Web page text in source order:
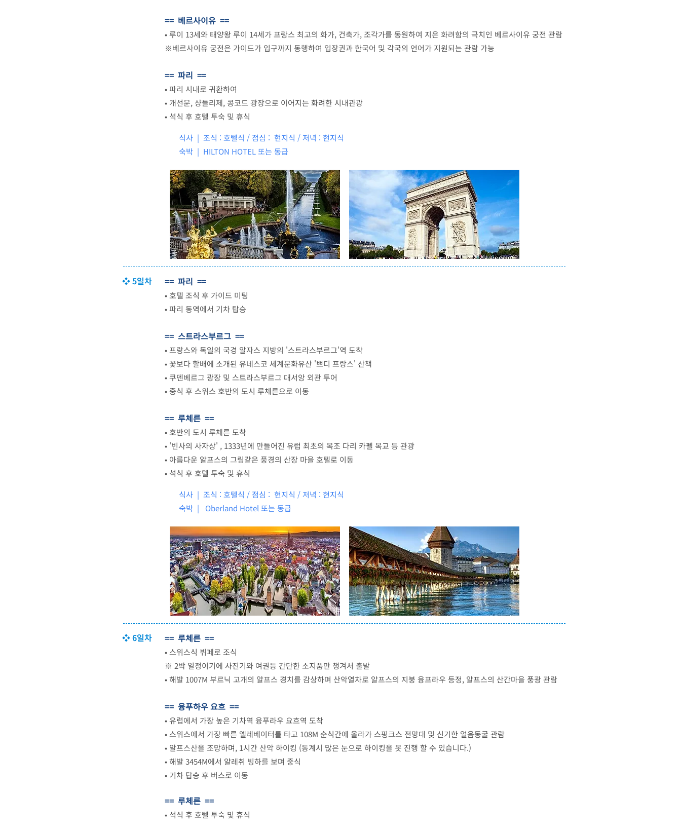
== 베르사이유 ==
•루이 13세와 태양왕 루이 14세가 프랑스 최고의 화가, 건축가, 조각가를 동원하여 지은 화려함의 극치인 베르사이유 궁전 관람
※베르사이유 궁전은 가이드가 입구까지 동행하여 입장권과 한국어 및 각국의 언어가 지원되는 관람 가능
== 파리 ==
•파리 시내로 귀환하여
• 개선문, 샹들리제, 콩코드 광장으로 이어지는 화려한 시내관광
• 석식 후 호텔 투숙 및 휴식
식사 | 조식 : 호텔식 / 점심 : 현지식 / 저녁 : 현지식
숙박 | HILTON HOTEL 또는 동급
❖ 5일차 == 파리 ==
• 호텔 조식 후 가이드 미팅
•파리 동역에서 기차 탑승
== 스트라스부르그 ==
•프랑스와 독일의 국경 알자스 지방의 '스트라스부르그'역 도착
•꽃보다 할배에 소개된 유네스코 세계문화유산 '쁘디 프랑스' 산책
•쿠덴베르그 광장 및 스트라스부르그 대서앙 외관 투어
•중식 후 스위스 호반의 도시 루체른으로 이동
== 루체른 ==
• 호반의 도시 루체른 도착
• '빈사의 사자상' , 1333년에 만들어진 유럽 최초의 목조 다리 카펠 목교 등 관광
• 아름다운 알프스의 그림같은 풍경의 산장 마을 호텔로 이동
• 석식 후 호텔 투숙 및 휴식
식사 | 조식 : 호텔식 / 점심 : 현지식 / 저녁 : 현지식
숙박 |
Oberland Hotel 또는 동급
❖ 6일차 == 루체른 ==
•스위스식 뷔페로 조식
※ 2박 일정이기에 사진기와 여권등 간단한 소지품만 챙겨서 출발
•해발 1007M 부르닉 고개의 알프스 경치를 감상하며 산악열차로 알프스의 지붕 융프라우 등정, 알프스의 산간마을 풍광 관람
== 융푸하우 요흐 ==
•유럽에서 가장 높은 기차역 융푸라우 요흐역 도착
•스위스에서 가장 빠른 엘레베이터를 타고 108M 순식간에 올라가 스핑크스 전망대 및 신기한 얼음동굴 관람
• 알프스산을 조망하며, 1시간 산악 하이킹 (동계시 많은 눈으로 하이킹을 못 진행 할 수 있습니다.)
•해발 3454M에서 알레취 빙하를 보며 중식
• 기차 탑승 후 버스로 이동
== 루체른 ==
• 석식 후 호텔 투숙 및 휴식